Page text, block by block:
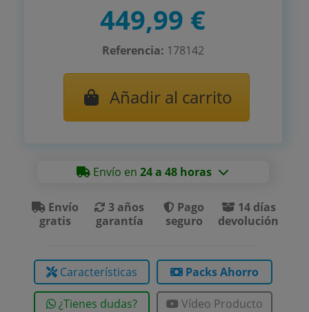
449,99 €
Referencia: 178142
Añadir al carrito
Envío en24 a 48 horas
Envío
gratis
3 años
garantía
Pago
seguro
14 días
devolución
Características Packs Ahorro
¿Tienes dudas? Vídeo Producto